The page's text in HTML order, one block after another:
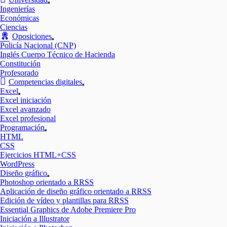
Mostrar
Ingenierías
Económicas
Ciencias
Oposiciones
Mostrar
el
submenú
Policía Nacional (CNP)
Inglés Cuerpo Técnico de Hacienda
Constitución
Profesorado
Competencias digitales
Mostrar
Excel
Mostrar
el
submenú
Excel iniciación
Excel avanzado
Excel profesional
Programación
Mostrar
HTML
CSS
Ejercicios HTML+CSS
WordPress
Diseño gráfico
Mostrar
el
submenú
Photoshop orientado a RRSS
Aplicación de diseño gráfico orientado a RRSS
Edición de vídeo y plantillas para RRSS
Essential Graphics de Adobe Premiere Pro
Iniciación a Illustrator